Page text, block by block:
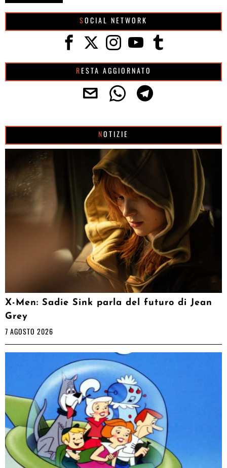
SOCIAL NETWORK
RESTA AGGIORNATO
NOTIZIE
X-Men: Sadie Sink parla del futuro di Jean
Grey
7 AGOSTO 2026